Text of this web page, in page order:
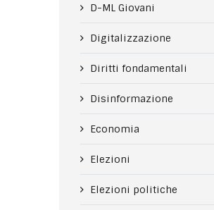
D-ML Giovani
Digitalizzazione
Diritti fondamentali
Disinformazione
Economia
Elezioni
Elezioni politiche